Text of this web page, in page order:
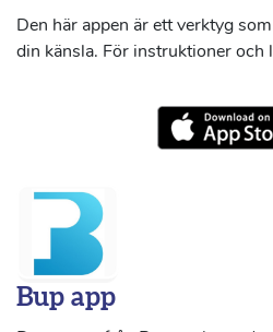
Den här appen är ett verktyg
din känsla. För instruktioner och
Bup app